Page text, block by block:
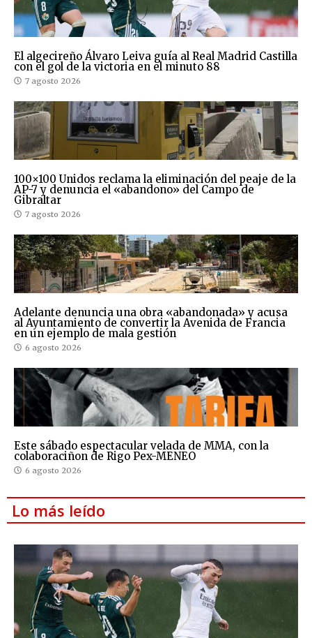
El algecireño Álvaro Leiva guía al Real Madrid Castilla
con el gol de la victoria en el minuto 88
7 agosto 2026
100×100 Unidos reclama la eliminación del peaje de la
AP-7 y denuncia el «abandono» del Campo de
Gibraltar
7 agosto 2026
Adelante denuncia una obra «abandonada» y acusa
al Ayuntamiento de convertir la Avenida de Francia
en un ejemplo de mala gestión
6 agosto 2026
Este sábado espectacular velada de MMA, con la
colaboraciñon de Rigo Pex-MENEO
6 agosto 2026
Lo más leído